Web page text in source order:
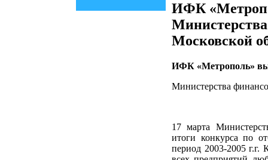
ИФК
Московской
ИФК «Метрополь»
Министерства
17 марта
итоги конкурса по
период 2003-2005 г.г.